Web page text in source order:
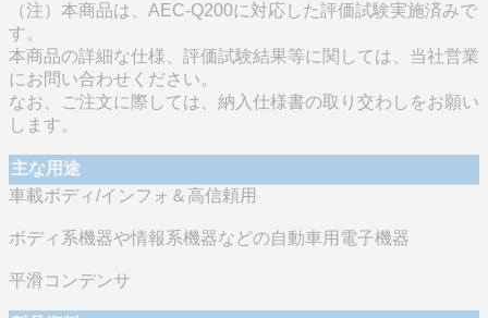
（注）本商品は、AEC-Q200に対応した評価試験実施済みで
す。
本商品の詳細な仕様、評価試験結果等に関しては、当社営業
にお問い合わせください。
なお、ご注文に際しては、納入仕様書の取り交わしをお願い
します。
主な用途
車載ボディ/インフォ＆高信頼用
ボディ系機器や情報系機器などの自動車用電子機器
平滑コンデンサ